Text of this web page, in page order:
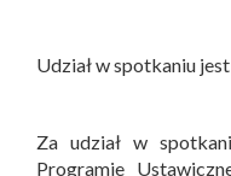
Udział w spotkaniu
Za udział w
Programie